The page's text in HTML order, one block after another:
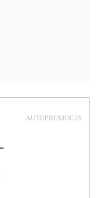
AUTOPROMOCJA